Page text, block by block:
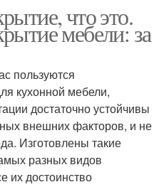
что это.
мебели: за
пользуются
кухонной мебели,
достаточно устойчивы
внешних факторов, и не
Изготовлены такие
разных видов
их достоинство